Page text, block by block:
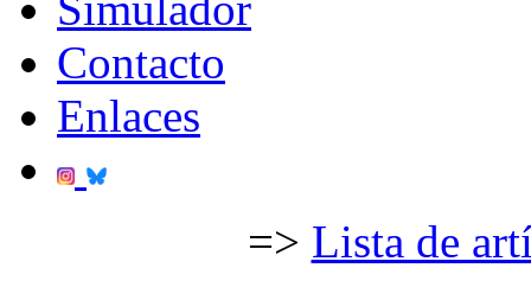
Contacto
Enlaces
=> Lista de